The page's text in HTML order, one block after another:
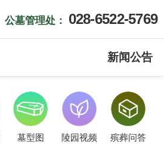
公墓管理处： 028-6522-5769
新闻公告
墓型图 陵园视频 殡葬问答